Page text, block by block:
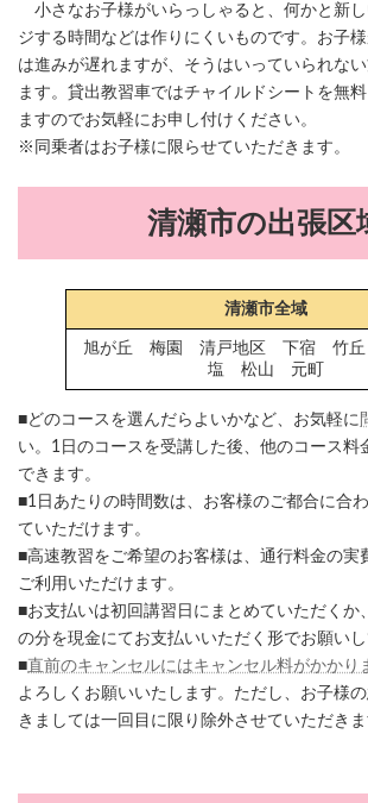
小さなお子様がいらっしゃると、何かと新
ジする時間などは作りにくいものです。お子
は進みが遅れますが、そうはいっていられな
ます。貸出教習車ではチャイルドシートを無
ますのでお気軽にお申し付けください。
※同乗者はお子様に限らせていただきます。
清瀬市の出張区
清瀬市全域
旭が丘 梅園 清戸地区 下宿 竹
塩 松山 元町
■どのコースを選んだらよいかなど、お気軽に
い。1日のコースを受講した後、他のコース料
できます。
■1日あたりの時間数は、お客様のご都合に合
ていただけます。
■高速教習をご希望のお客様は、通行料金の実
ご利用いただけます。
■お支払いは初回講習日にまとめていただくか
の分を現金にてお支払いいただく形でお願いし
■直前のキャンセルにはキャンセル料がかかり
よろしくお願いいたします。ただし、お子様
きましては一回目に限り除外させていただきま